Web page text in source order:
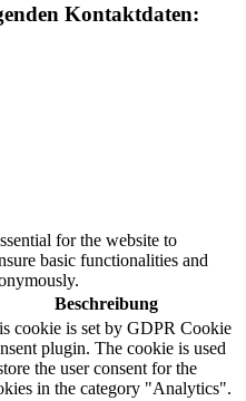
Kontaktdaten:
for the website to
basic functionalities and
Beschreibung
cookie is set by GDPR Cookie
plugin. The cookie is used
the user consent for the
in the category "Analytics".